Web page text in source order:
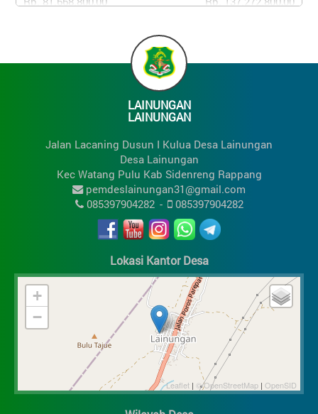
Bidang Pemberdayaan Masyarakat Desa
Realisasi | Anggaran
Rp. 83.890.000,00 Rp. 277.135.200,00
Bidang Penanggulangan Bencana, Darurat Dan
Rp. 132.000.000,00 Rp. 158.400.000,00
LAINUNGAN
LAINUNGAN
Jalan Lacaning Dusun I Kulua Desa Lainungan
Desa Lainungan
Kec Watang Pulu Kab Sidenreng Rappang
pemdeslainungan31@gmail.com
085397904282 - 085397904282
Lokasi Kantor Desa
+
−
Leaflet | © OpenStreetMap | OpenSID